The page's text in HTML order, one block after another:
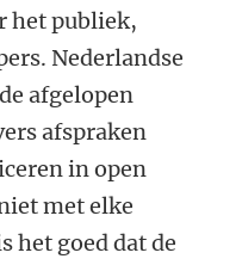
het publiek,
Nederlandse
afgelopen
afspraken
in open
met elke
het goed dat de